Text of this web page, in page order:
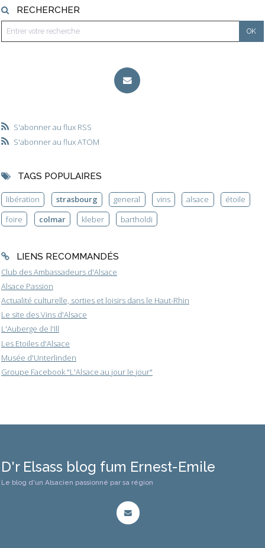
RECHERCHER
S'abonner au flux RSS
S'abonner au flux ATOM
TAGS POPULAIRES
libération strasbourg general vins alsace
étoile
foire
colmar kleber bartholdi
LIENS RECOMMANDÉS
Club des Ambassadeurs d'Alsace
Alsace Passion
Actualité culturelle, sorties et loisirs dans le Haut-Rhin
Le site des Vins d'Alsace
L'Auberge de l'Ill
Les Etoiles d'Alsace
Musée d'Unterlinden
Groupe Facebook "L'Alsace au jour le jour"
D'r Elsass blog fum Ernest-Emile
Le blog d'un Alsacien passionné par sa région